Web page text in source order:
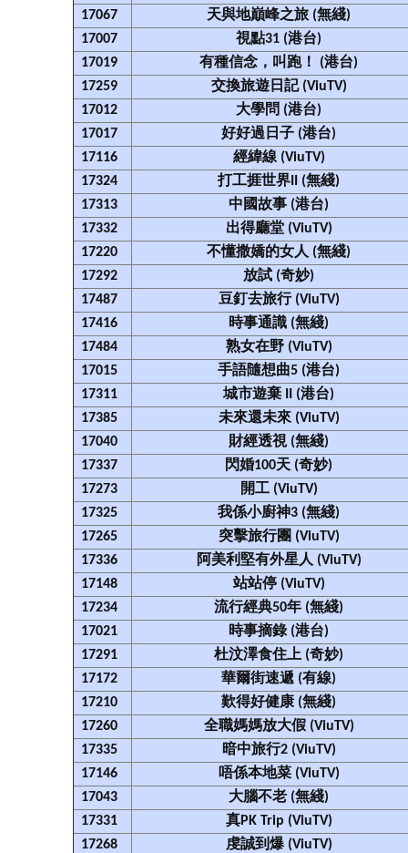
17067
天與地巔峰之旅 (無綫)
17007
視點31 (港台)
17019
有種信念，叫跑！ (港台)
17259
交換旅遊日記 (ViuTV)
17012
大學問 (港台)
17017
好好過日子 (港台)
17116
經緯線 (ViuTV)
17324
打工捱世界II (無綫)
17313
中國故事 (港台)
17332
出得廳堂 (ViuTV)
17220
不懂撒嬌的女人 (無綫)
17292
放試 (奇妙)
17487
豆釘去旅行 (ViuTV)
17416
時事通識 (無綫)
17484
熟女在野 (ViuTV)
17015
手語隨想曲5 (港台)
17311
城市遊棄 II (港台)
17385
未來還未來 (ViuTV)
17040
財經透視 (無綫)
17337
閃婚100天 (奇妙)
17273
開工 (ViuTV)
17325
我係小廚神3 (無綫)
17265
突擊旅行團 (ViuTV)
17336
阿美利堅有外星人 (ViuTV)
17148
站站停 (ViuTV)
17234
流行經典50年 (無綫)
17021
時事摘錄 (港台)
17291
杜汶澤食住上 (奇妙)
17172
華爾街速遞 (有線)
17210
歎得好健康 (無綫)
17260
全職媽媽放大假 (ViuTV)
17335
暗中旅行2 (ViuTV)
17146
唔係本地菜 (ViuTV)
17043
大腦不老 (無綫)
17331
真PK Trip (ViuTV)
17268
虔誠到爆 (ViuTV)